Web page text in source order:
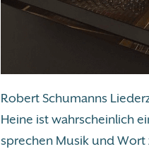
Robert Schumanns
Heine ist wahrscheinlich
sprechen Musik und